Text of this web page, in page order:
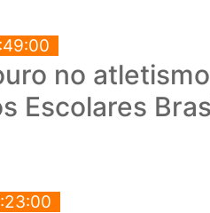
no
Escolares